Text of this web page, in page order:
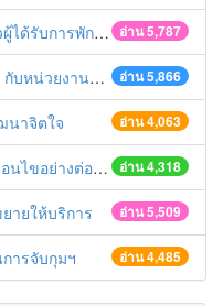
อ่าน 5,787
รพักการลงโทษ
อ่าน 5,866
น่วยงานภาคี
อ่าน 4,063
นาจิตใจ
อ่าน 4,318
อย่างต่อเนื่อง
อ่าน 5,509
ายให้บริการ
อ่าน 4,485
ารจับกุมฯ